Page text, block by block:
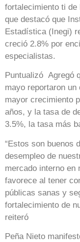
fortalecimiento ti
que destacó que
Estadística (Inegi)
creció 2.8% por
especialistas.
Puntualizó Agregó
mayo reportaron un
mayor crecimiento
años, y la tasa de
3.5%, la tasa más
“Estos son buenos
desempleo de
mercado interno en
favorece al tener
públicas sanas y
fortalecimiento de
reiteró
Peña Nieto